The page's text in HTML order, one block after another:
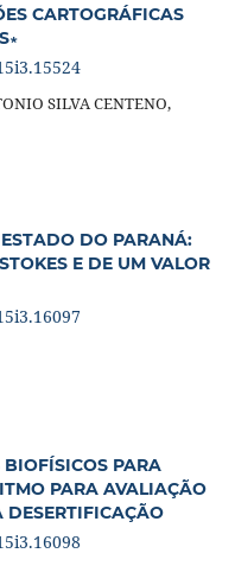
CARTOGRÁFICAS
SILVA CENTENO,
DO PARANÁ:
E DE UM VALOR
PARA
PARA AVALIAÇÃO
DESERTIFICAÇÃO